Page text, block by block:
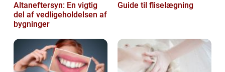
Altaneftersyn: En vigtig
del af vedligeholdelsen af
bygninger
Guide til fliselægning